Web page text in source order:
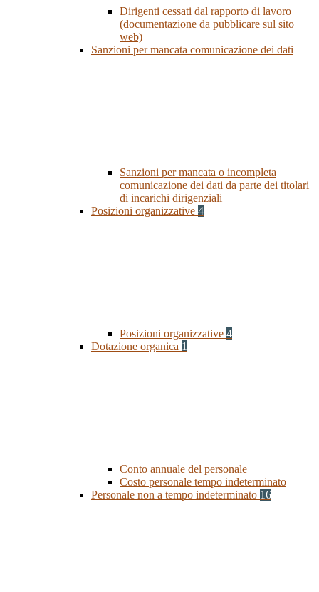
Dirigenti cessati dal rapporto di lavoro
(documentazione da pubblicare sul sito
web)
Sanzioni per mancata comunicazione dei dati
Sanzioni per mancata o incompleta
comunicazione dei dati da parte dei titolari
di incarichi dirigenziali
Posizioni organizzative 4
Posizioni organizzative 4
Dotazione organica 1
Conto annuale del personale
Costo personale tempo indeterminato
Personale non a tempo indeterminato 16